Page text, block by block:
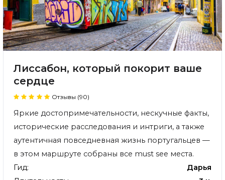
Лиссабон, который покорит ваше
сердце
Отзывы (90)
Яркие достопримечательности, нескучные факты,
исторические расследования и интриги, а также
аутентичная повседневная жизнь португальцев —
в этом маршруте собраны все must see места.
Гид:
Дарья